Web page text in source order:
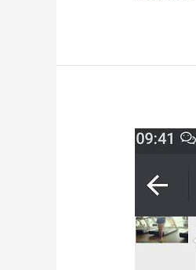
腺
个
真